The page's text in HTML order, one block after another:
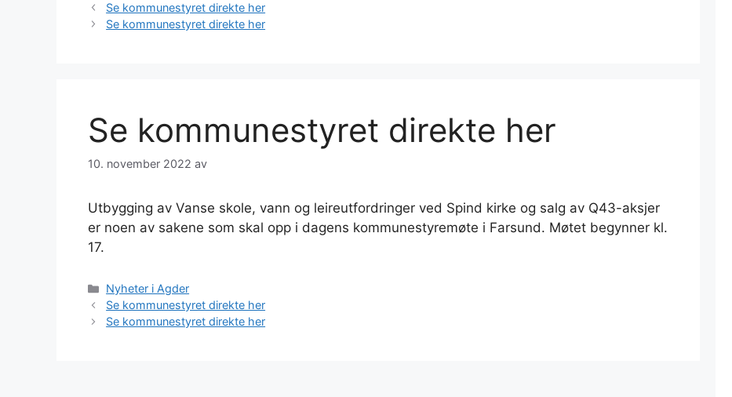
Se kommunestyret direkte her
Se kommunestyret direkte her
Se kommunestyret direkte her
10. november 2022 av
Utbygging av Vanse skole, vann og leireutfordringer ved Spind kirke og salg av Q43-aksjer
er noen av sakene som skal opp i dagens kommunestyremøte i Farsund. Møtet begynner kl.
17.
Kategorier
Nyheter i Agder
Se kommunestyret direkte her
Se kommunestyret direkte her